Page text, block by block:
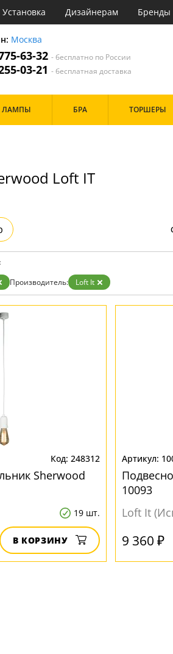
Установка Дизайнерам Бренды
Москва
63-32- бесплатно по России
03-21- бесплатная доставка
ЛАМПЫ БРА ТОРШЕРЫ
Loft IT
Производитель: Loft It
248312
Sherwood
19 шт.
В КОРЗИНУ
10093
Loft It
9 360 ₽